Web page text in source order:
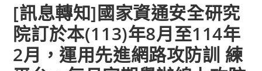
[訊息轉知]國家資通安全研究
院訂於本(113)年8月至114年
2月，運用先進網路攻防訓 練